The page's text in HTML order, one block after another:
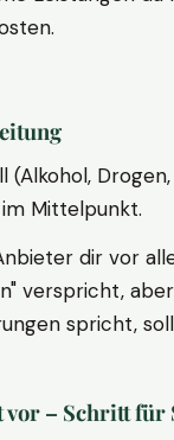
(Alkohol,
Mittelpunkt.
dir vor
verspricht,
spricht,
vor – Schritt